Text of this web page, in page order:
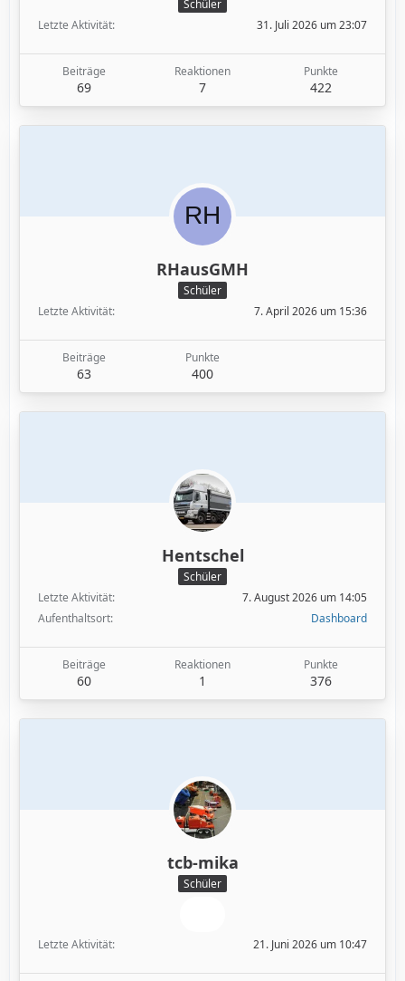
Schüler
Letzte Aktivität
31. Juli 2026 um 23:07
Beiträge
69
Reaktionen
7
Punkte
422
RHausGMH
Schüler
Letzte Aktivität
7. April 2026 um 15:36
Beiträge
63
Punkte
400
Hentschel
Schüler
Letzte Aktivität
7. August 2026 um 14:05
Aufenthaltsort
Dashboard
Beiträge
60
Reaktionen
1
Punkte
376
tcb-mika
Schüler
Letzte Aktivität 21. Juni 2026 um 10:47